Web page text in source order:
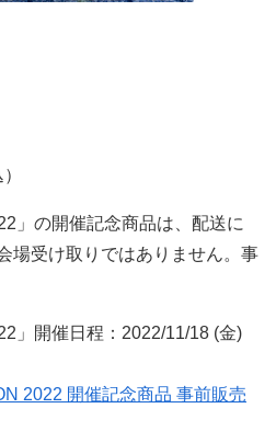
」の開催記念商品は、配送に
場受け取りではありません。事
」開催日程：2022/11/18 (金)
2022 開催記念商品 事前販売